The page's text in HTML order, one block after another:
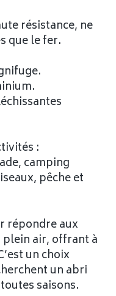
résistance, ne
que le fer.
:
camping
pêche et
répondre aux
plein air, offrant à
un choix
un abri
saisons.